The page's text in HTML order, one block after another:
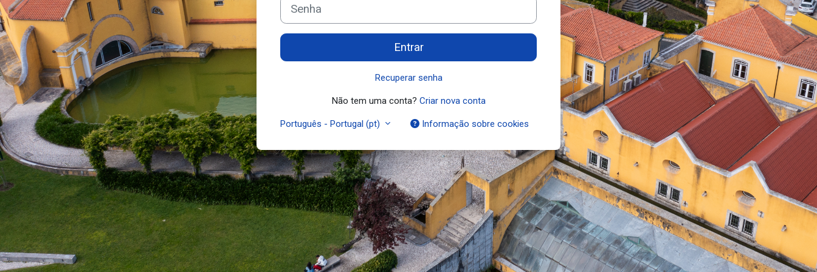
Entrar
Recuperar senha
Não tem uma conta? Criar nova conta
Português - Portugal ‎(pt)‎ Informação sobre cookies